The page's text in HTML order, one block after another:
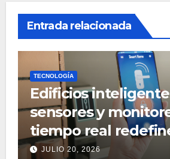
Entrada relacionada
TECNOLOGÍA
Edificios
sensores y
tiempo real
gestión inmobiliaria
JULIO 20, 2026